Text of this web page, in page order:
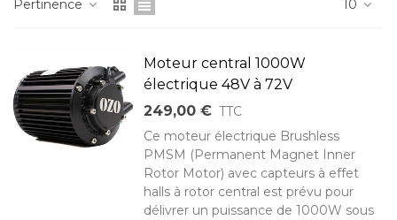
Pertinence 10
Moteur central 1000W
électrique 48V à 72V
249,00 € TTC
Ce moteur électrique Brushless
PMSM (Permanent Magnet Inner
Rotor Motor) avec capteurs à effet
halls à rotor central est prévu pour
délivrer un puissance de 1000W sous